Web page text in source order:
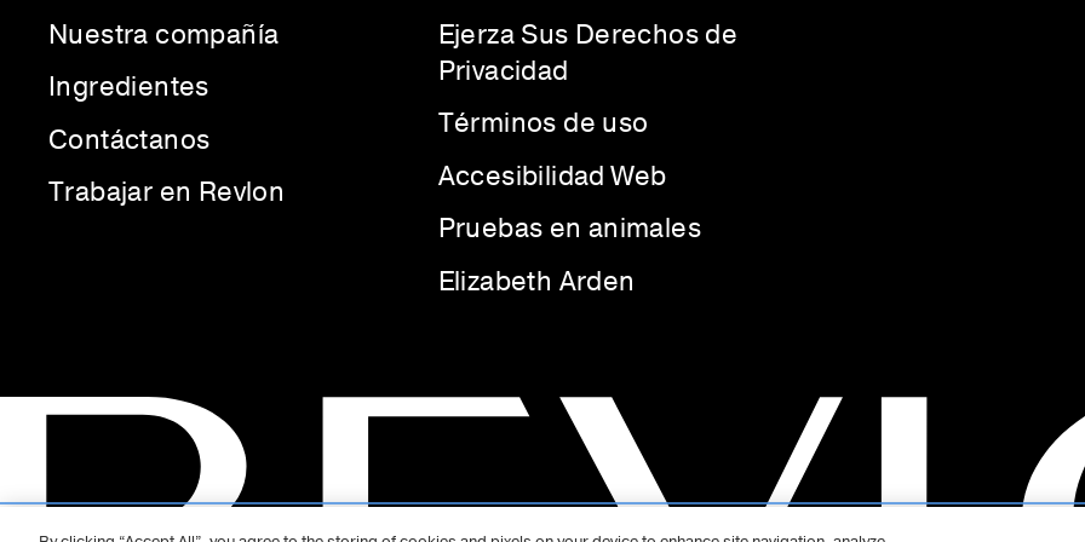
Nuestra compañía
Ingredientes
Contáctanos
Trabajar en Revlon
Ejerza Sus Derechos de
Privacidad
Términos de uso
Accesibilidad Web
Pruebas en animales
Elizabeth Arden